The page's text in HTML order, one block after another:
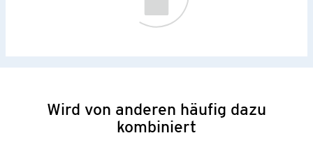
Wird von anderen häufig dazu
kombiniert